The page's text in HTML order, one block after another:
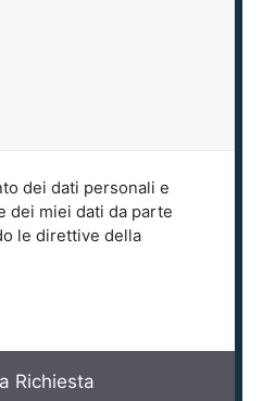
dei dati personali e
dei miei dati da parte
le direttive della